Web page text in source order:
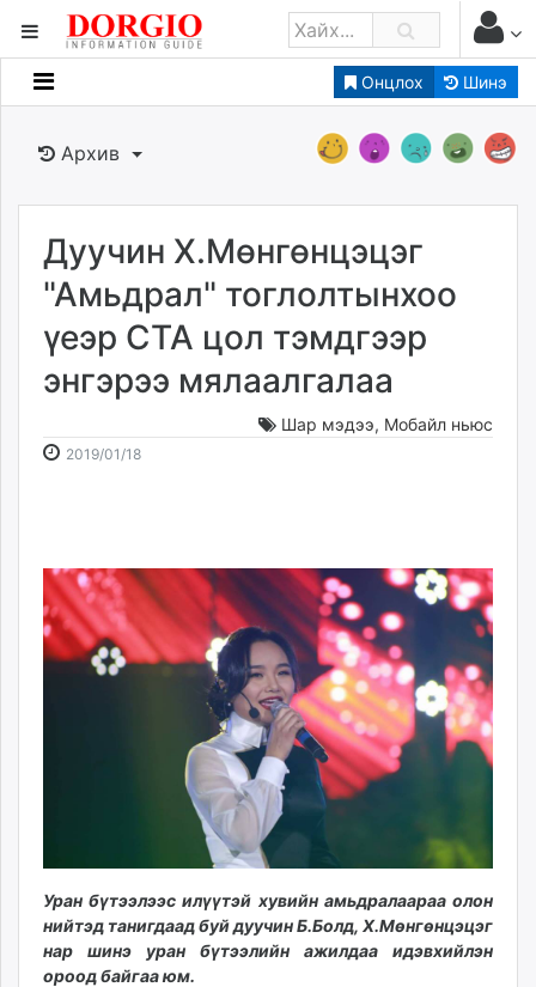
Онцлох Шинэ
Мэдээллийн
Банк санхүү
Бизнес ААН
Төрийн
Нийслэлийн
dorgio.mn
Gogo.mn
news.mn
zindaa.mn
mnb.mn
Livetv.mn
Eguur.mn
24tsag.mn
ugluu.mn
urlag.mn
unen.mn
Архив
Дуучин Х.Мөнгөнцэцэг
"Амьдрал" тоглолтынхоо
үеэр СТА цол тэмдгээр
энгэрээ мялаалгалаа
Шар мэдээ, Мобайл ньюс
2019/01/182019-
2026-
Уран бүтээлээс илүүтэй хувийн амьдралаараа олон
нийтэд танигдаад буй дуучин Б.Болд, Х.Мөнгөнцэцэг
нар шинэ уран бүтээлийн ажилдаа идэвхийлэн
ороод байгаа юм.